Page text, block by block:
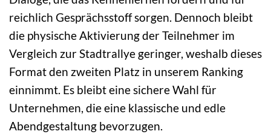
reichlich Gesprächsstoff sorgen. Dennoch bleibt
die physische Aktivierung der Teilnehmer im
Vergleich zur Stadtrallye geringer, weshalb dieses
Format den zweiten Platz in unserem Ranking
einnimmt. Es bleibt eine sichere Wahl für
Unternehmen, die eine klassische und edle
Abendgestaltung bevorzugen.